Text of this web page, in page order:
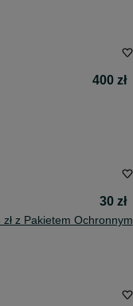
400 zł
30 zł
zł z Pakietem Ochronnym